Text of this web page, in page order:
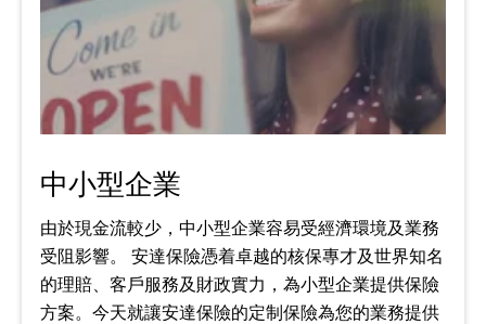
中小型企業
由於現金流較少，中小型企業容易受經濟環境及業務
受阻影響。 安達保險憑着卓越的核保專才及世界知名
的理賠、客戶服務及財政實力，為小型企業提供保險
方案。今天就讓安達保險的定制保險為您的業務提供